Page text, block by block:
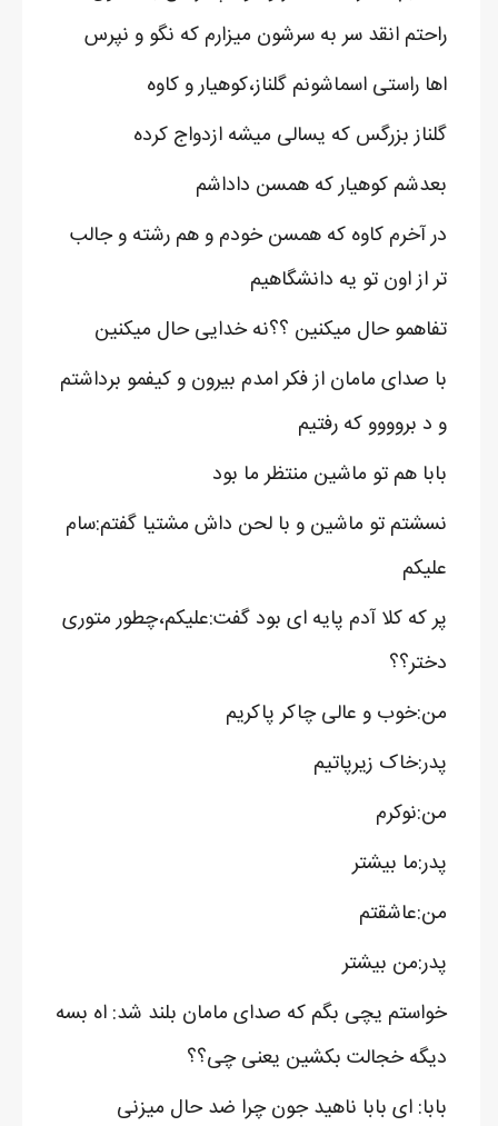
راحتم انقد سر به سرشون میزارم که نگو و نپرس
اها راستی اسماشونم گلناز،کوهیار و کاوه
گلناز بزرگس که یسالی میشه ازدواج کرده
بعدشم کوهیار که همسن داداشم
در آخرم کاوه که همسن خودم و هم رشته و جالب
تر از اون تو یه دانشگاهیم
تفاهمو حال میکنین ؟؟نه خدایی حال میکنین
با صدای مامان از فکر امدم بیرون و کیفمو برداشتم
و د بروووو که رفتیم
بابا هم تو ماشین منتظر ما بود
نسشتم تو ماشین و با لحن داش مشتیا گفتم:سام
علیکم
پر که کلا آدم پایه ای بود گفت:علیکم،چطور متوری
دختر؟؟
من:خوب و عالی چاکر پاکریم
پدر:خاک زیرپاتیم
من:نوکرم
پدر:ما بیشتر
من:عاشقتم
پدر:من بیشتر
خواستم یچی بگم که صدای مامان بلند شد: اه بسه
دیگه خجالت بکشین یعنی چی؟؟
بابا: ای بابا ناهید جون چرا ضد حال میزنی